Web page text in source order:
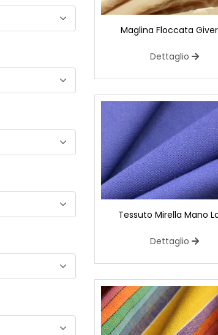
Maglina Floccata
Dettaglio
Tessuto Mirella Mano
Dettaglio